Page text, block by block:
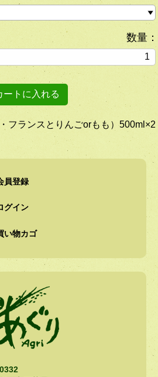
数量：
フランスとりんごorもも）500ml×2
員登録
グイン
い物カゴ